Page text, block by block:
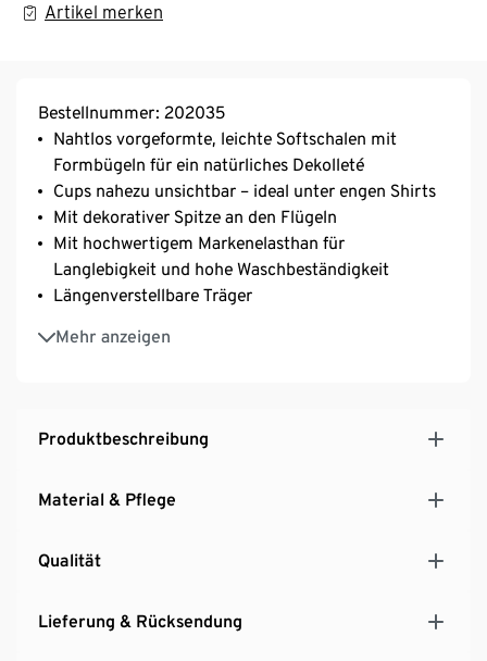
Artikel merken
Bestellnummer: 202035
Nahtlos vorgeformte, leichte Softschalen mit
Formbügeln für ein natürliches Dekolleté
Cups nahezu unsichtbar – ideal unter engen Shirts
Mit dekorativer Spitze an den Flügeln
Mit hochwertigem Markenelasthan für
Langlebigkeit und hohe Waschbeständigkeit
Längenverstellbare Träger
Mehr anzeigen
3-fach verstellbarer SoftSeal®-Häkchenverschluss
Mit Baumwolle
Produktbeschreibung
Material & Pflege
Qualität
Lieferung & Rücksendung